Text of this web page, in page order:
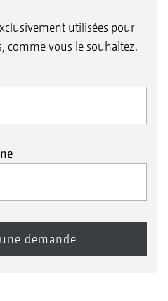
utilisées pour
comme vous le souhaitez.